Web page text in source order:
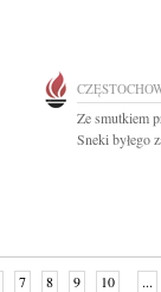
Ze smutkiem
Sneki byłego
7 8 9 10 ...